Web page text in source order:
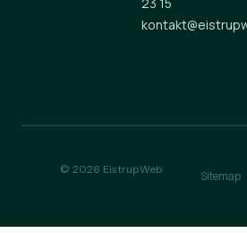
© 2026 EistrupWeb Sitemap